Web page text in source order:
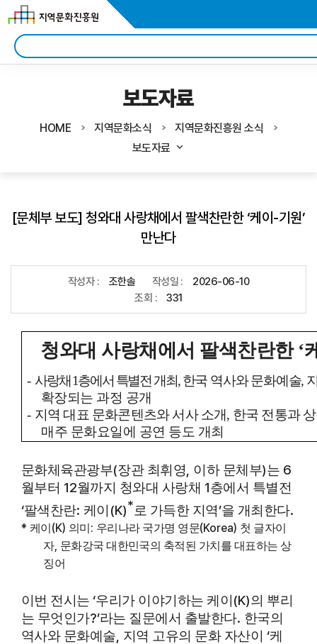
보도자료
HOME 지역문화소식
지역문화진흥원 소식
보도자료
[문체부 보도] 청와대 사랑채에서 팔색찬란한 ‘케이-기원’
만난다
작성자 : 조한솔 작성일 :
2026-06-10
조회 :
331
청와대 사랑채에서 팔색찬란한 ‘
- 사랑채 1층에서 특별전 개최, 한국 역사와 문화예술,
확장되는 과정 공개
- 지역 대표 문화콘텐츠와 서사 소개, 한국 전통과
매주 문화요일에 공연 등도 개최
문화체육관광부(장관 최휘영 이하 문체부)는 6
월부터 12월까지 청와대 사랑채 1층에서 특별전
‘팔색찬란: 케이 (K)*로 가득한 지역’을 개최한다.
* 케이 (K) 의미 : 우리나라 국가명 영문(Korea) 첫 글자이
자, 문화강국 대한민국의 축적된 가치를 대표하는 상
징어
이번 전시는‘우리가 이야기하는 케이(K)의 뿌리
는 무엇인가?’라는 질문에서 출발한다. 한국의
역사와 문화예술 지역 고유의 문화 자산이 ‘케